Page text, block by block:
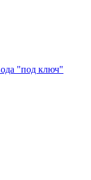
"под ключ"